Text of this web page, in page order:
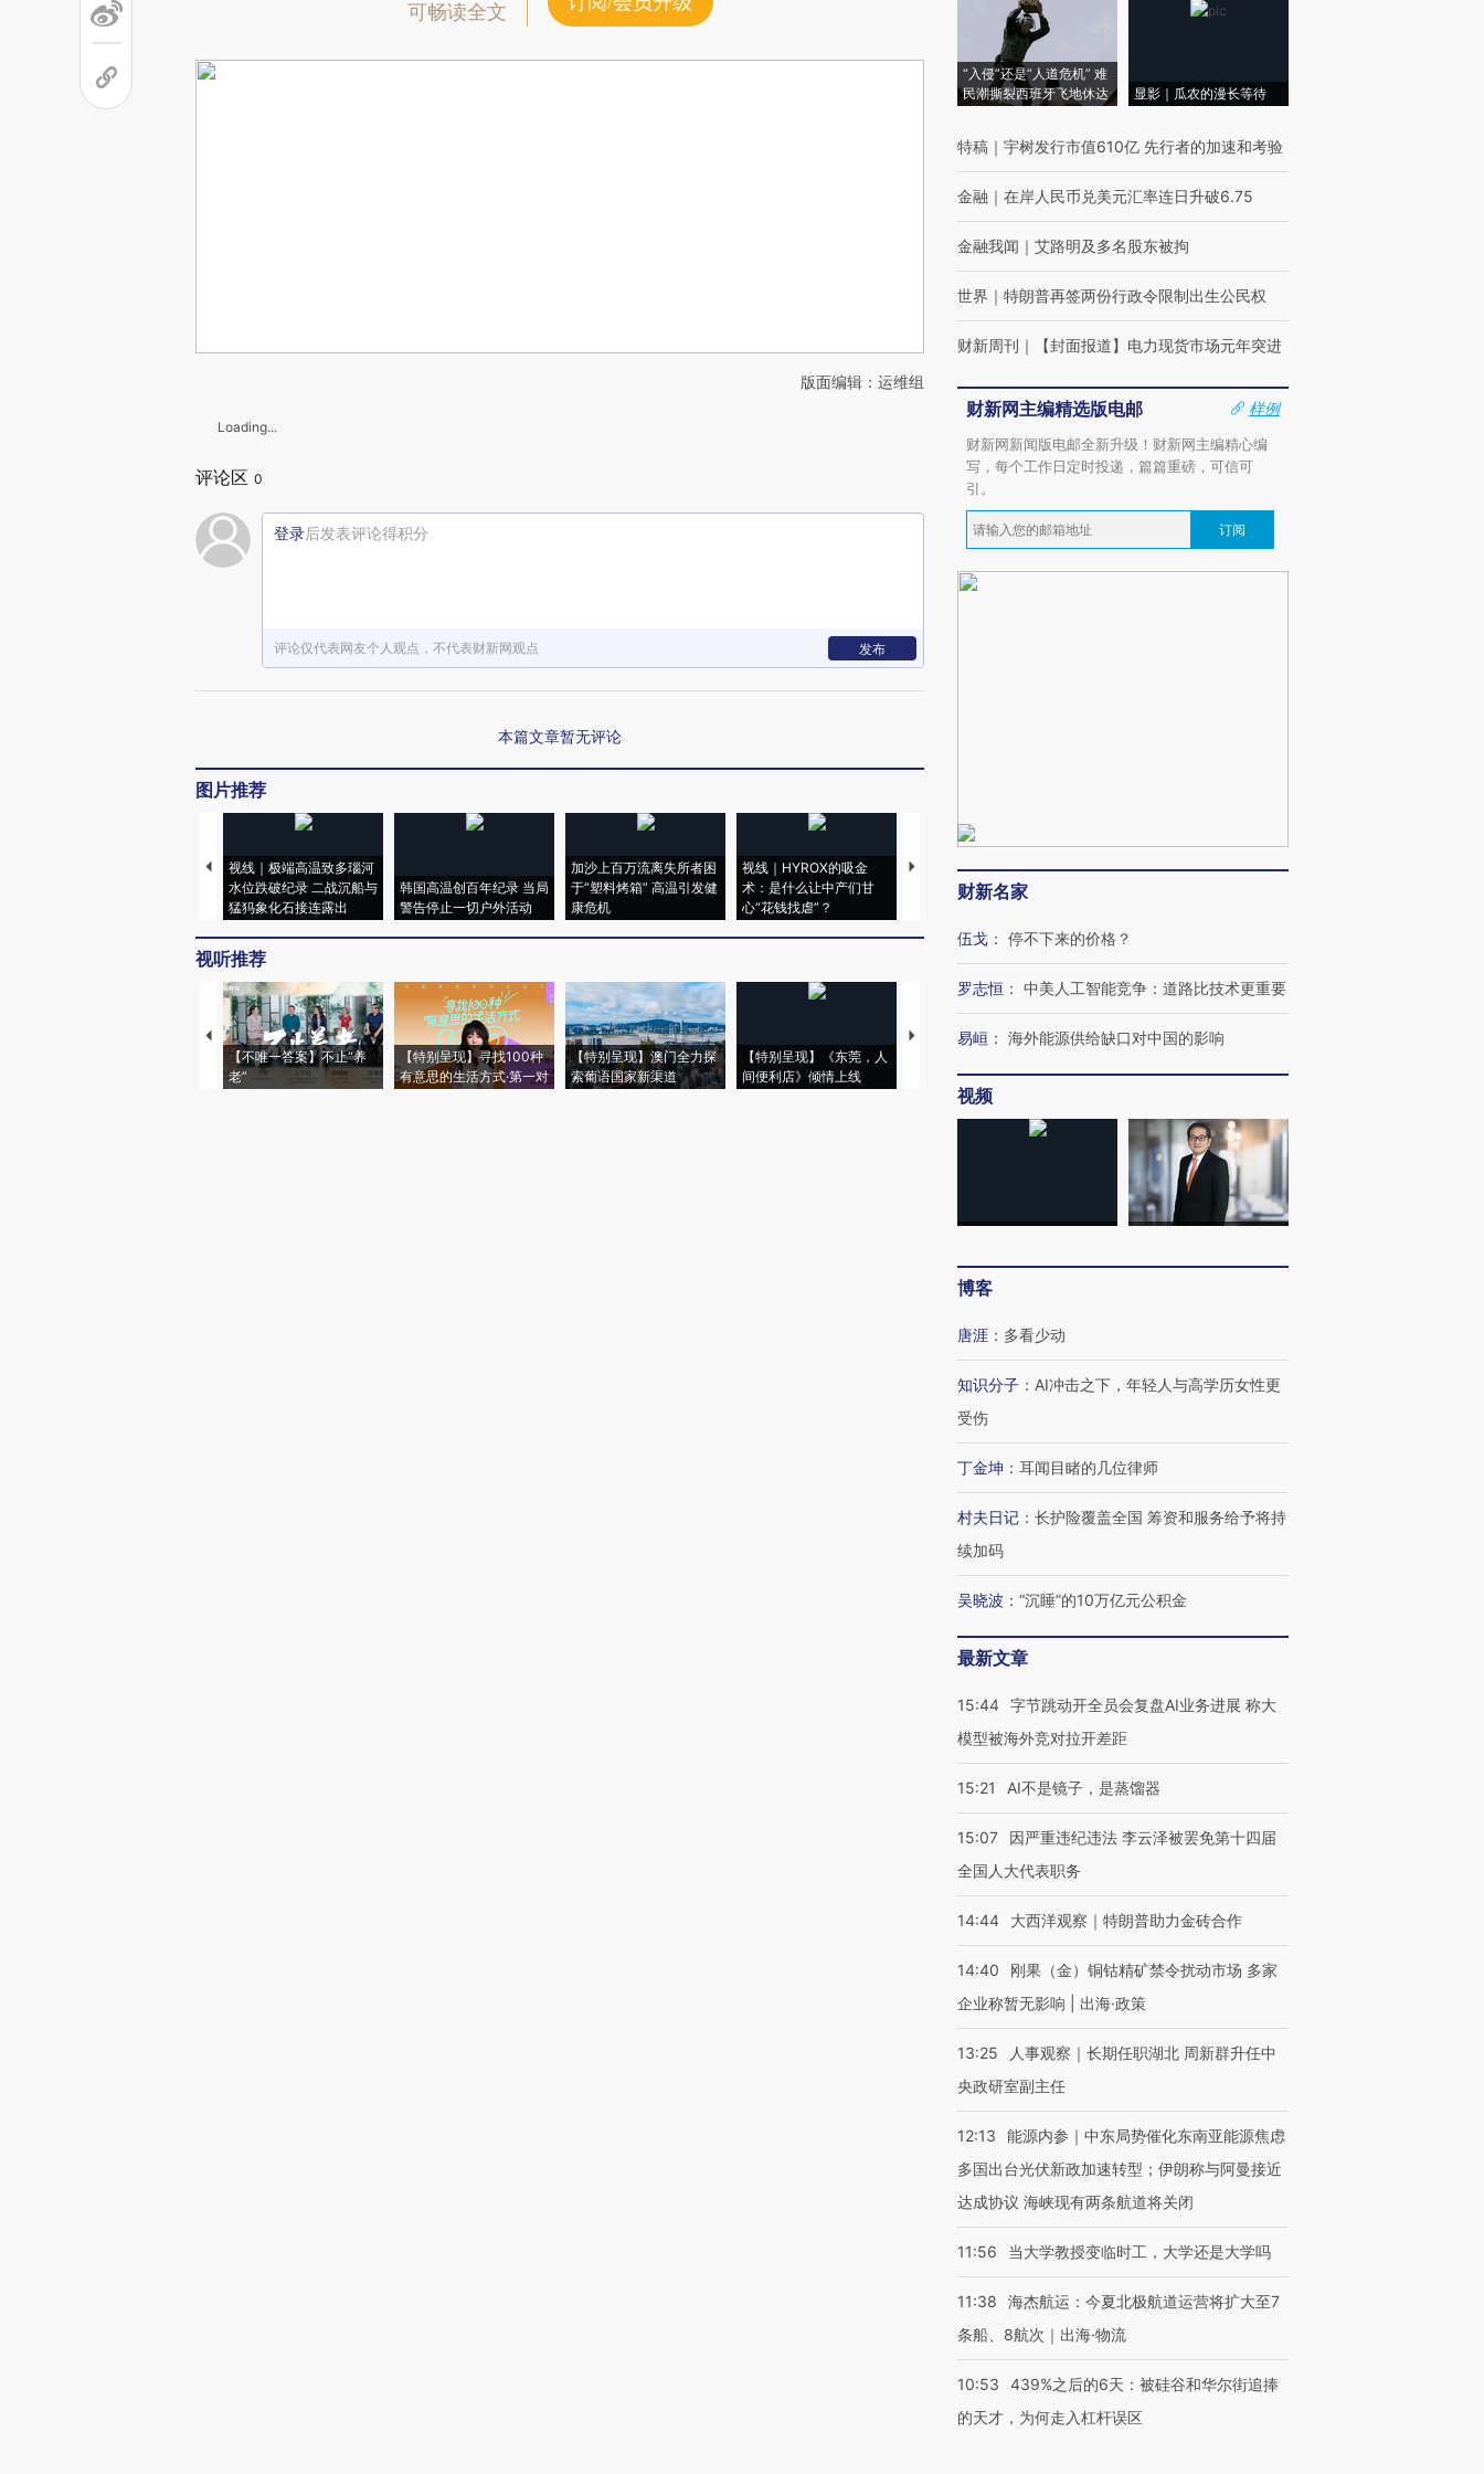
可畅读全文
版面编辑：运维组
Loading...
评论区 0
登录后发表评论得积分
评论仅代表网友个人观点，不代表财新网观点 发布
本篇文章暂无评论
图片推荐
视线｜极端高温致多瑙河
水位跌破纪录 二战沉船与
猛犸象化石接连露出
韩国高温创百年纪录 当局
警告停止一切户外活动
加沙上百万流离失所者困
于“塑料烤箱” 高温引发健
康危机
视线｜HYROX的吸金
术：是什么让中产们甘
心“花钱找虐”？
马航飞行员跨国走私7万
粒摇头丸 尿检体内含3种
视线｜被称为“蟑螂”的印
视线｜“入侵”还是“人道危
视听推荐
【不唯一答案】不止“养
老”
【特别呈现】寻找100种
有意思的生活方式·第一对
【特别呈现】澳门全力探
索葡语国家新渠道
【特别呈现】《东莞，人
间便利店》倾情上线
【推广】走进第四届链博
有意思的生活方式·第三对
住三大增长引擎是什么？
“入侵”还是“人道危机” 难
民潮撕裂西班牙飞地休达
显影｜瓜农的漫长等待
特稿 ｜ 宇树发行市值610亿 先行者的加速和考验
金融 ｜ 在岸人民币兑美元汇率连日升破6.75
金融我闻 ｜ 艾路明及多名股东被拘
世界 ｜ 特朗普再签两份行政令限制出生公民权
财新周刊 ｜ 【封面报道】电力现货市场元年突进
财新网主编精选版电邮
样例
财新网新闻版电邮全新升级！财新网主编精心编
写，每个工作日定时投递，篇篇重磅，可信可
引。
订阅
财新名家
伍戈 ： 停不下来的价格？
罗志恒 ： 中美人工智能竞争：道路比技术更重要
易峘 ： 海外能源供给缺口对中国的影响
视频
博客
唐涯 ： 多看少动
知识分子 ： AI冲击之下，年轻人与高学历女性更
受伤
丁金坤 ： 耳闻目睹的几位律师
村夫日记 ： 长护险覆盖全国 筹资和服务给予将持
续加码
吴晓波 ： “沉睡”的10万亿元公积金
最新文章
15:44 字节跳动开全员会复盘AI业务进展 称大
模型被海外竞对拉开差距
15:21 AI不是镜子，是蒸馏器
15:07
因严重违纪违法 李云泽被罢免第十四届
全国人大代表职务
14:44 大西洋观察｜特朗普助力金砖合作
14:40
刚果（金）铜钴精矿禁令扰动市场 多家
企业称暂无影响 | 出海·政策
13:25
人事观察｜长期任职湖北 周新群升任中
央政研室副主任
12:13
能源内参｜中东局势催化东南亚能源焦虑
多国出台光伏新政加速转型；伊朗称与阿曼接近
达成协议 海峡现有两条航道将关闭
11:56 当大学教授变临时工，大学还是大学吗
11:38
海杰航运：今夏北极航道运营将扩大至7
条船、8航次｜出海·物流
10:53
439%之后的6天：被硅谷和华尔街追捧
的天才，为何走入杠杆误区